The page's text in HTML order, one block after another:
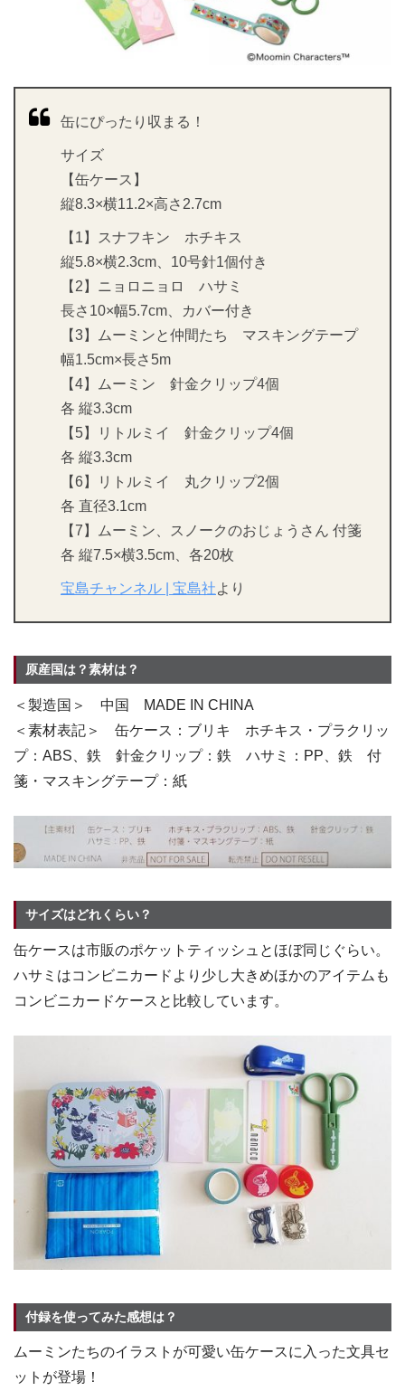
缶にぴったり収まる！
サイズ
【缶ケース】
縦8.3×横11.2×高さ2.7cm
【1】スナフキン ホチキス
縦5.8×横2.3cm、10号針1個付き
【2】ニョロニョロ ハサミ
長さ10×幅5.7cm、カバー付き
【3】ムーミンと仲間たち マスキングテープ
幅1.5cm×長さ5m
【4】ムーミン 針金クリップ4個
各 縦3.3cm
【5】リトルミイ 針金クリップ4個
各 縦3.3cm
【6】リトルミイ 丸クリップ2個
各 直径3.1cm
【7】ムーミン、スノークのおじょうさん 付箋
各 縦7.5×横3.5cm、各20枚
宝島チャンネル | 宝島社より
原産国は？素材は？
＜製造国＞ 中国 MADE IN CHINA
＜素材表記＞ 缶ケース：ブリキ ホチキス・プラクリッ
プ：ABS、鉄 針金クリップ：鉄 ハサミ：PP、鉄 付
箋・マスキングテープ：紙
サイズはどれくらい？
缶ケースは市販のポケットティッシュとほぼ同じぐらい。
ハサミはコンビニカードより少し大きめほかのアイテムも
コンビニカードケースと比較しています。
付録を使ってみた感想は？
ムーミンたちのイラストが可愛い缶ケースに入った文具セ
ットが登場！